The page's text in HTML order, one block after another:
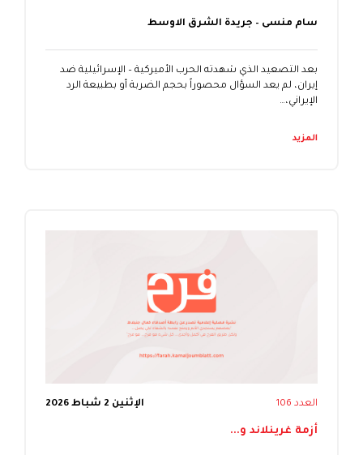
سام منسى – جريدة الشرق الاوسط
بعد التصعيد الذي شهدته الحرب الأميركية – الإسرائيلية ضد
إيران، لم يعد السؤال محصوراً بحجم الضربة أو بطبيعة الرد
الإيراني،…
المزيد
العدد 106 الإثنين 2 شباط 2026
أزمة غرينلاند و...